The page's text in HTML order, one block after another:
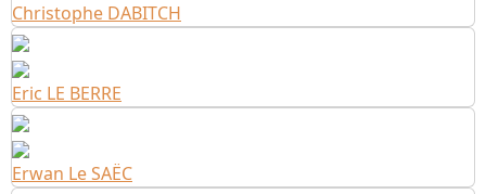
Christophe DABITCH
Eric LE BERRE
Erwan Le SAËC